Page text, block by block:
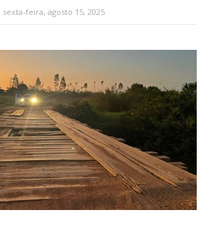
sexta-feira, agosto 15, 2025